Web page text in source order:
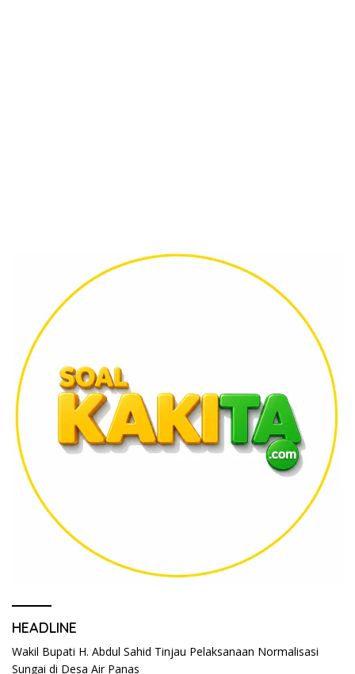
HEADLINE
Wakil Bupati H. Abdul Sahid Tinjau Pelaksanaan Normalisasi
Sungai di Desa Air Panas